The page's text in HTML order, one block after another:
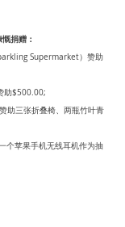
捐赠：
Supermarket）赞助
助$500.00;
助三张折叠椅、两瓶竹叶青
个苹果手机无线耳机作为抽